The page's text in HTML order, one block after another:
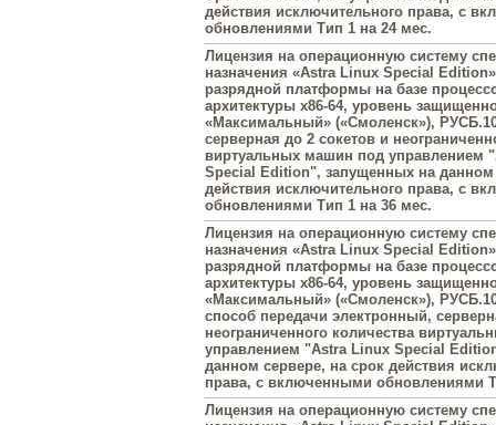
действия исключительного права, с
обновлениями Тип 1 на 24 мес.
Лицензия на операционную систему
назначения «Astra Linux Special
разрядной платформы на базе
архитектуры х86-64, уровень
«Максимальный» («Смоленск»),
серверная до 2 сокетов и
виртуальных машин под управлением
Special Edition", запущенных на данном
действия исключительного права, с
обновлениями Тип 1 на 36 мес.
Лицензия на операционную систему
назначения «Astra Linux Special
разрядной платформы на базе
архитектуры х86-64, уровень
«Максимальный» («Смоленск»),
способ передачи электронный,
неограниченного количества
управлением "Astra Linux Special
данном сервере, на срок действия
права, с включенными обновлениями
Лицензия на операционную систему